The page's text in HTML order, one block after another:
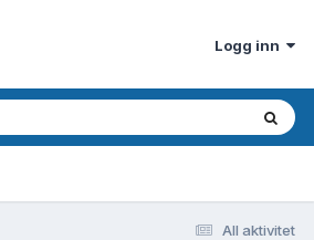
Logg inn
All aktivitet